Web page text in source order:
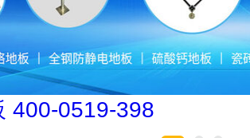
0791-88388036